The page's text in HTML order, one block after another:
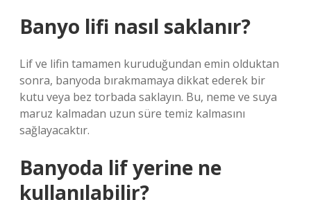
Banyo lifi nasıl saklanır?
Lif ve lifin tamamen kuruduğundan emin olduktan
sonra, banyoda bırakmamaya dikkat ederek bir
kutu veya bez torbada saklayın. Bu, neme ve suya
maruz kalmadan uzun süre temiz kalmasını
sağlayacaktır.
Banyoda lif yerine ne
kullanılabilir?